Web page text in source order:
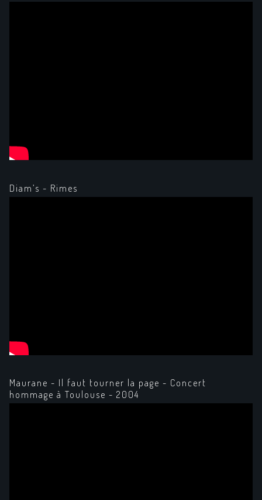
Diam’s - Rimes
Maurane - Il faut tourner la page - Concert
hommage à Toulouse - 2004